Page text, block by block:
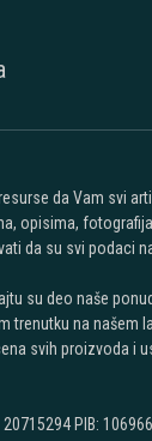
da Vam svi
opisima,
da su svi podaci
su deo naše
trenutku na našem
svih proizvoda i
PIB: